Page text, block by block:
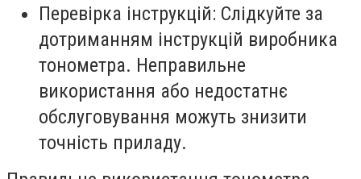
Перевірка інструкцій: Слідкуйте за
дотриманням інструкцій виробника
тонометра. Неправильне
використання або недостатнє
обслуговування можуть знизити
точність приладу.